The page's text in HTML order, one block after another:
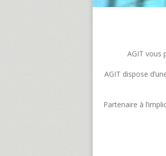
AGIT vous
AGIT dispose
Partenaire à